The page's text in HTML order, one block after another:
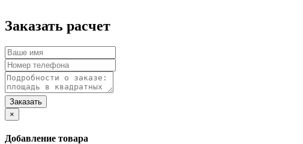
Заказать расчет
×
Добавление товара